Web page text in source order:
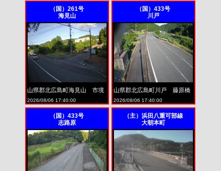
（国）261号
海見山
山県郡北広島町海見山 市境
2026/08/06 17:40:00
（国）433号
川戸
山県郡北広島町川戸 藤原橋
2026/08/06 17:40:00
（国）433号
志路原
（主）浜田八重可部線
大朝本町